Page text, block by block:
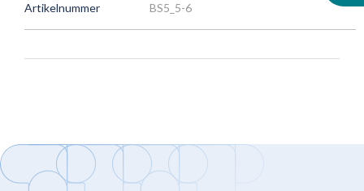
Artikelnummer BS5_5-6